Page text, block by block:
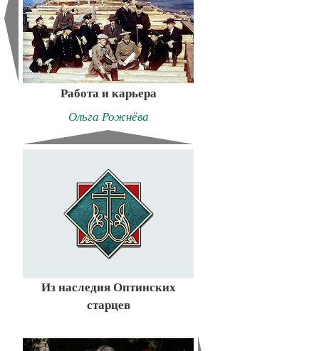
Работа и карьера
Ольга Рожнёва
Из наследия Оптинских
старцев